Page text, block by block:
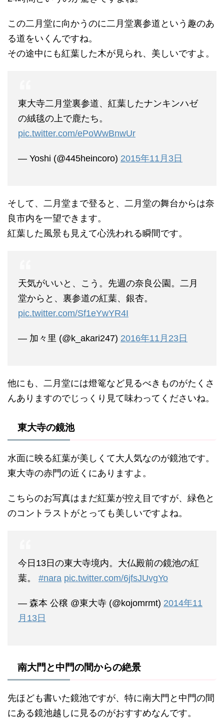
この二月堂に向かうのに二月堂裏参道という趣のあ
る道をいくんですね。
その途中にも紅葉した木が見られ、美しいですよ。
東大寺二月堂裏参道、紅葉したナンキンハゼ
の絨毯の上で鹿たち。
pic.twitter.com/ePoWwBnwUr
— Yoshi (@445heincoro) 2015年11月3日
そして、二月堂まで登ると、二月堂の舞台からは奈
良市内を一望できます。
紅葉した風景も見えて心洗われる瞬間です。
天気がいいと、こう。先週の奈良公園。二月
堂からと、裏参道の紅葉、銀杏。
pic.twitter.com/Sf1eYwYR4I
— 加々里 (@k_akari247) 2016年11月23日
他にも、二月堂には燈篭など見るべきものがたくさ
んありますのでじっくり見て味わってくださいね。
東大寺の鏡池
水面に映る紅葉が美しくて大人気なのが鏡池です。
東大寺の赤門の近くにありますよ。
こちらのお写真はまだ紅葉が控え目ですが、緑色と
のコントラストがとっても美しいですよね。
今日13日の東大寺境内。大仏殿前の鏡池の紅
葉。 #nara pic.twitter.com/6jfsJUvgYo
— 森本 公穣 @東大寺 (@kojomrmt) 2014年11
月13日
南大門と中門の間からの絶景
先ほども書いた鏡池ですが、特に南大門と中門の間
にある鏡池越しに見るのがおすすめなんです。